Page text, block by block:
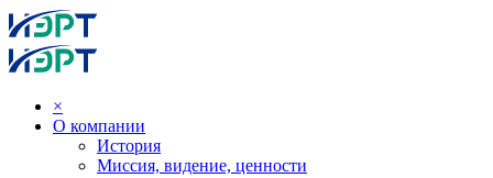
×
О компании
История
Миссия, видение, ценности